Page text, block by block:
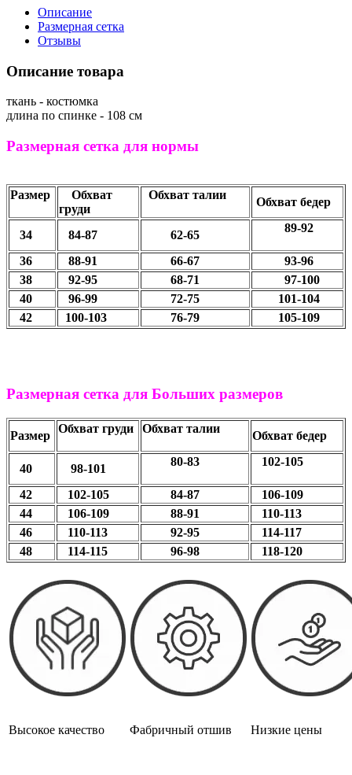
Описание
Размерная сетка
Отзывы
Описание товара
ткань - костюмка
длина по спинке - 108 см
Размерная сетка для нормы
Размер
Обхват
груди
Обхват талии
Обхват бедер
34 84-87 62-65
89-92
36 88-91 66-67
93-96
38
92-95 68-71
97-100
40
96-99 72-75
101-104
42
100-103 76-79 105-109
Размерная сетка для Больших размеров
Размер
Обхват груди Обхват талии
Обхват бедер
40 98-101
80-83 102-105
42 102-105 84-87
106-109
44
106-109 88-91
110-113
46
110-113 92-95
114-117
48
114-115 96-98 118-120
Высокое качество Фабричный отшив Низкие цены